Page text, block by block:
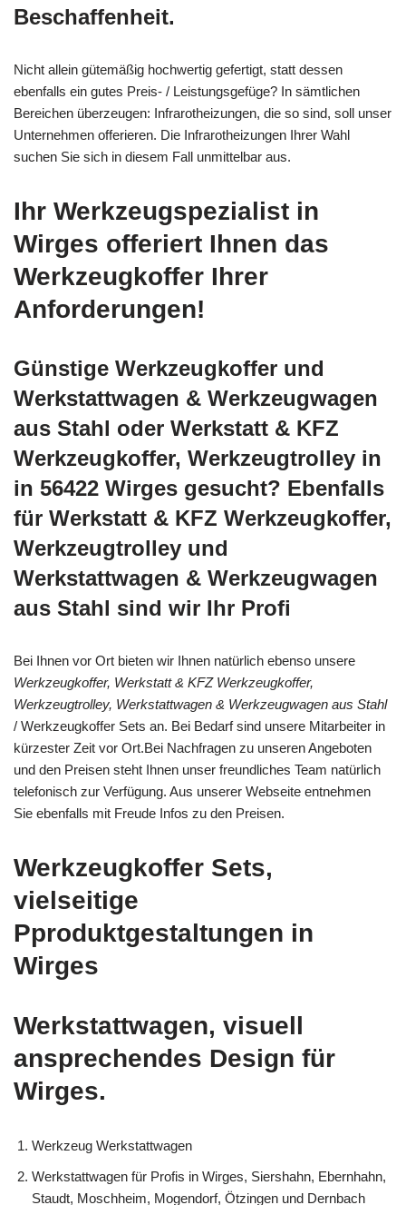
Beschaffenheit.
Nicht allein gütemäßig hochwertig gefertigt, statt dessen
ebenfalls ein gutes Preis- / Leistungsgefüge? In sämtlichen
Bereichen überzeugen: Infrarotheizungen, die so sind, soll unser
Unternehmen offerieren. Die Infrarotheizungen Ihrer Wahl
suchen Sie sich in diesem Fall unmittelbar aus.
Ihr Werkzeugspezialist in
Wirges offeriert Ihnen das
Werkzeugkoffer Ihrer
Anforderungen!
Günstige Werkzeugkoffer und
Werkstattwagen & Werkzeugwagen
aus Stahl oder Werkstatt & KFZ
Werkzeugkoffer, Werkzeugtrolley in
in 56422 Wirges gesucht? Ebenfalls
für Werkstatt & KFZ Werkzeugkoffer,
Werkzeugtrolley und
Werkstattwagen & Werkzeugwagen
aus Stahl sind wir Ihr Profi
Bei Ihnen vor Ort bieten wir Ihnen natürlich ebenso unsere
Werkzeugkoffer, Werkstatt & KFZ Werkzeugkoffer,
Werkzeugtrolley, Werkstattwagen & Werkzeugwagen aus Stahl
/ Werkzeugkoffer Sets an. Bei Bedarf sind unsere Mitarbeiter in
kürzester Zeit vor Ort.Bei Nachfragen zu unseren Angeboten
und den Preisen steht Ihnen unser freundliches Team natürlich
telefonisch zur Verfügung. Aus unserer Webseite entnehmen
Sie ebenfalls mit Freude Infos zu den Preisen.
Werkzeugkoffer Sets,
vielseitige
Pproduktgestaltungen in
Wirges
Werkstattwagen, visuell
ansprechendes Design für
Wirges.
Werkzeug Werkstattwagen
Werkstattwagen für Profis in Wirges, Siershahn, Ebernhahn,
Staudt, Moschheim, Mogendorf, Ötzingen und Dernbach